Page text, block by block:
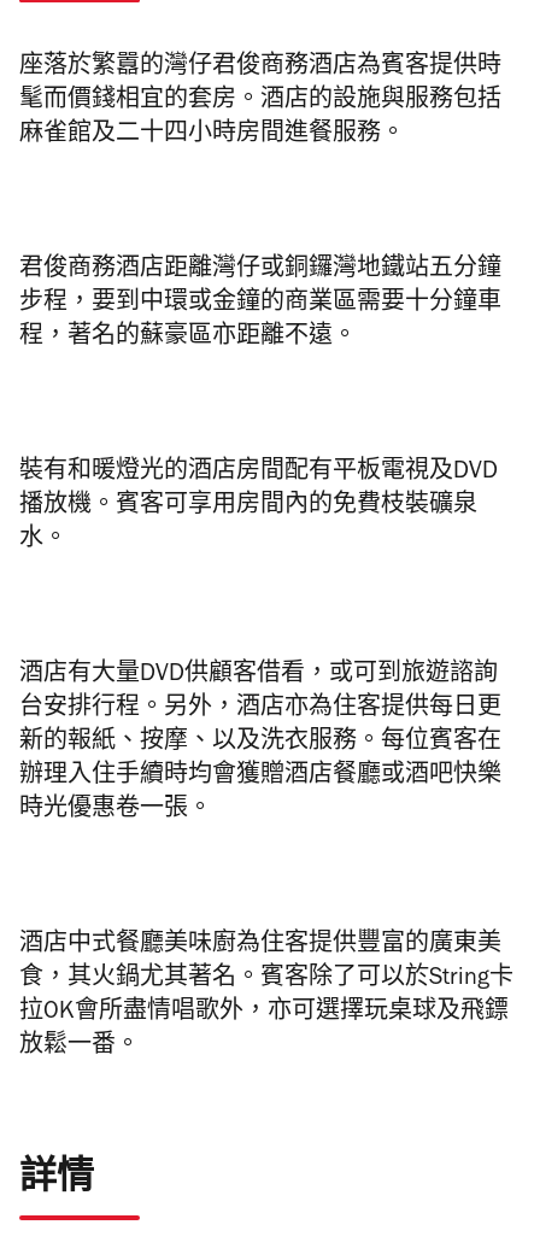
座落於繁囂的灣仔君俊商務酒店為賓客提供時
髦而價錢相宜的套房。酒店的設施與服務包括
麻雀館及二十四小時房間進餐服務。
君俊商務酒店距離灣仔或銅鑼灣地鐵站五分鐘
步程，要到中環或金鐘的商業區需要十分鐘車
程，著名的蘇豪區亦距離不遠。
裝有和暖燈光的酒店房間配有平板電視及DVD
播放機。賓客可享用房間內的免費枝裝礦泉
水。
酒店有大量DVD供顧客借看，或可到旅遊諮詢
台安排行程。另外，酒店亦為住客提供每日更
新的報紙、按摩、以及洗衣服務。每位賓客在
辦理入住手續時均會獲贈酒店餐廳或酒吧快樂
時光優惠卷一張。
酒店中式餐廳美味廚為住客提供豐富的廣東美
食，其火鍋尤其著名。賓客除了可以於String卡
拉OK會所盡情唱歌外，亦可選擇玩桌球及飛鏢
放鬆一番。
詳情